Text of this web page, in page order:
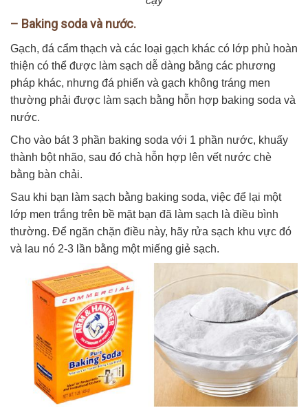
– Baking soda và nước.
Gạch, đá cẩm thạch và các loại gạch khác có lớp phủ hoàn
thiện có thể được làm sạch dễ dàng bằng các phương
pháp khác, nhưng đá phiến và gạch không tráng men
thường phải được làm sạch bằng hỗn hợp baking soda và
nước.
Cho vào bát 3 phần baking soda với 1 phần nước, khuấy
thành bột nhão, sau đó chà hỗn hợp lên vết nước chè
bằng bàn chải.
Sau khi bạn làm sạch bằng baking soda, việc để lại một
lớp men trắng trên bề mặt bạn đã làm sạch là điều bình
thường. Để ngăn chặn điều này, hãy rửa sạch khu vực đó
và lau nó 2-3 lần bằng một miếng giẻ sạch.